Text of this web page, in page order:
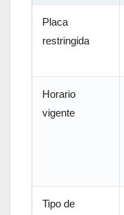
Placa
restringida
Horario
vigente
Tipo de